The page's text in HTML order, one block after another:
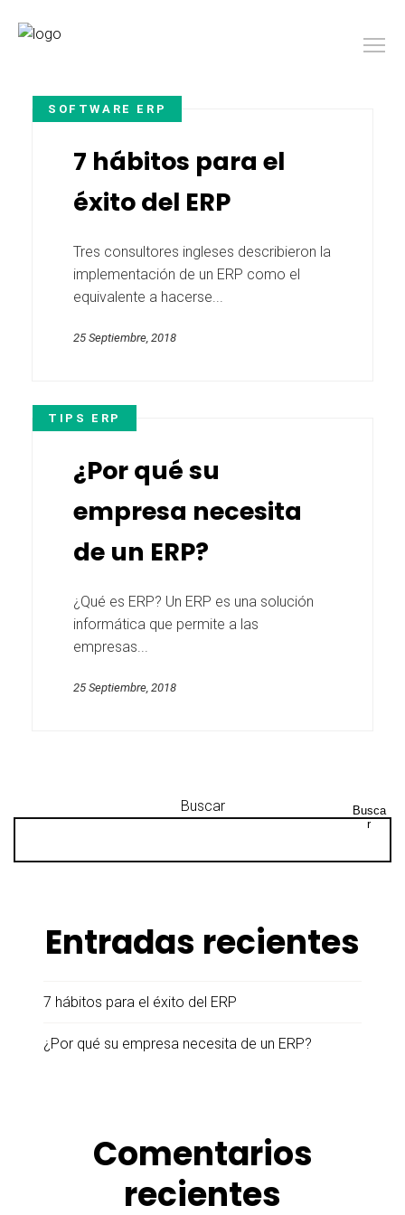
SOFTWARE ERP
7 hábitos para el
éxito del ERP
Tres consultores ingleses describieron la
implementación de un ERP como el
equivalente a hacerse...
25 Septiembre, 2018
TIPS ERP
¿Por qué su
empresa necesita
de un ERP?
¿Qué es ERP? Un ERP es una solución
informática que permite a las
empresas...
25 Septiembre, 2018
Buscar
Busca
r
Entradas recientes
7 hábitos para el éxito del ERP
¿Por qué su empresa necesita de un ERP?
Comentarios
recientes